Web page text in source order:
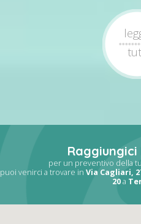
per un preventivo della
puoi venirci a trovare in Via Cagliari,
20a